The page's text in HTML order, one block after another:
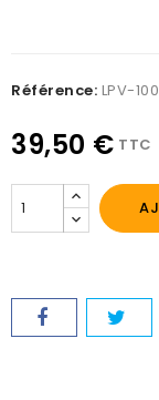
Référence: LPV-
39,50 € TTC